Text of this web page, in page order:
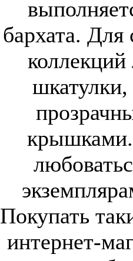
бархата.
Покупать
интернет-